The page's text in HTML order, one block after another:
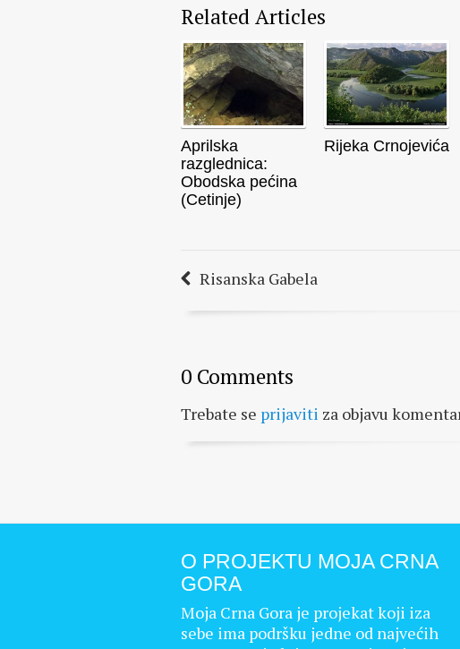
Related Articles
Aprilska
razglednica:
Obodska pećina
(Cetinje)
Rijeka Crnojevića
Risanska Gabela
0 Comments
Trebate se prijaviti za objavu
O PROJEKTU MOJA CRNA
GORA
Moja Crna Gora je projekat koji iza
sebe ima podršku jedne od najvećih